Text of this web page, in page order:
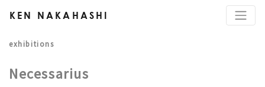
KEN NAKAHASHI
exhibitions
Necessarius